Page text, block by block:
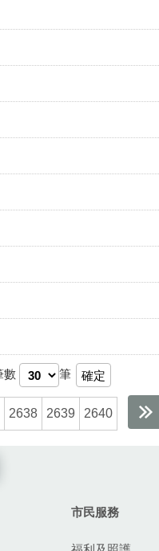
數 筆
2638 2639 2640
市民服務